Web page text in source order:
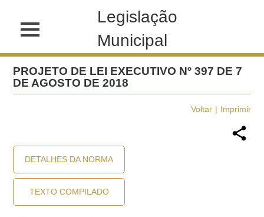
Legislação
Municipal
PROJETO DE LEI EXECUTIVO Nº 397 DE 7
DE AGOSTO DE 2018
Voltar Imprimir
DETALHES DA NORMA
TEXTO COMPILADO